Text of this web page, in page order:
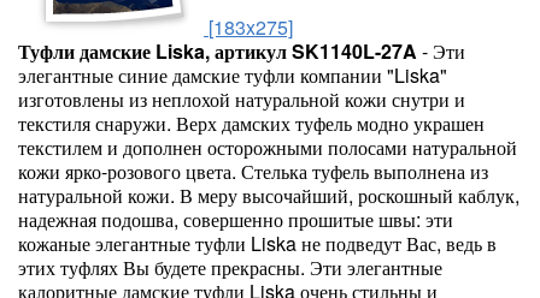
[183x275]
Туфли дамские Liska, артикул SK1140L-27A - Эти
элегантные синие дамские туфли компании "Liska"
изготовлены из неплохой натуральной кожи снутри и
текстиля снаружи. Верх дамских туфель модно украшен
текстилем и дополнен осторожными полосами натуральной
кожи ярко-розового цвета. Стелька туфель выполнена из
натуральной кожи. В меру высочайший, роскошный каблук,
надежная подошва, совершенно прошитые швы: эти
кожаные элегантные туфли Liska не подведут Вас, ведь в
этих туфлях Вы будете прекрасны. Эти элегантные
калоритные дамские туфли Liska очень стильны и